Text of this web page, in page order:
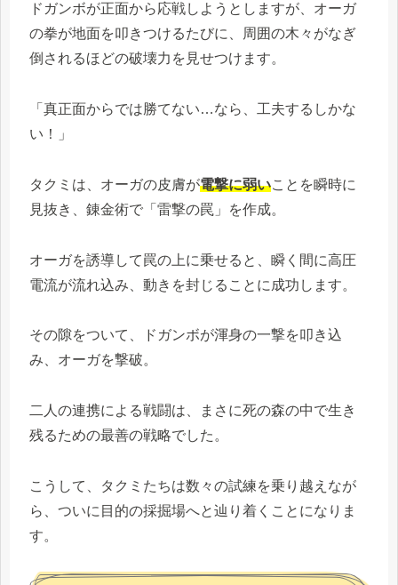
ドガンボが正面から応戦しようとしますが、オーガ
の拳が地面を叩きつけるたびに、周囲の木々がなぎ
倒されるほどの破壊力を見せつけます。
「真正面からでは勝てない…なら、工夫するしかな
い！」
タクミは、オーガの皮膚が電撃に弱いことを瞬時に
見抜き、錬金術で「雷撃の罠」を作成。
オーガを誘導して罠の上に乗せると、瞬く間に高圧
電流が流れ込み、動きを封じることに成功します。
その隙をついて、ドガンボが渾身の一撃を叩き込
み、オーガを撃破。
二人の連携による戦闘は、まさに死の森の中で生き
残るための最善の戦略でした。
こうして、タクミたちは数々の試練を乗り越えなが
ら、ついに目的の採掘場へと辿り着くことになりま
す。